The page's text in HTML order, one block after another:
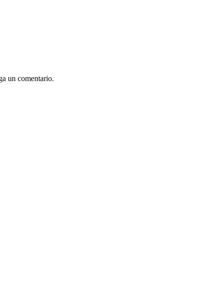
un comentario.